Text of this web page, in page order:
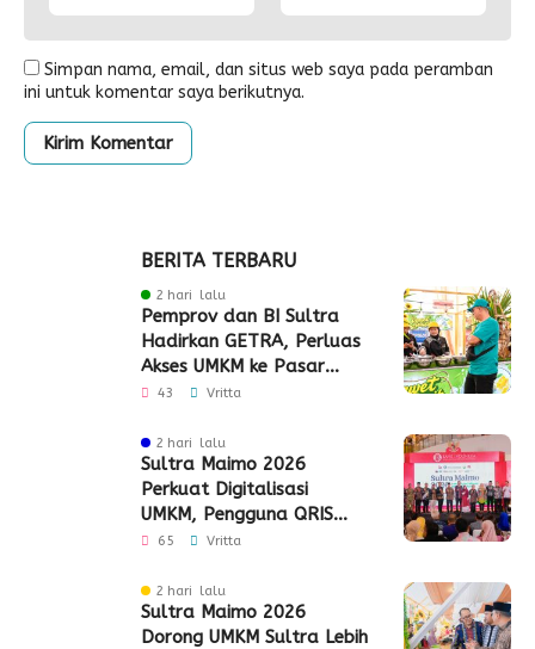
Simpan nama, email, dan situs web saya pada peramban
ini untuk komentar saya berikutnya.
BERITA TERBARU
2 hari lalu
Pemprov dan BI Sultra
Hadirkan GETRA, Perluas
Akses UMKM ke Pasar
Global
43 Vritta
2 hari lalu
Sultra Maimo 2026
Perkuat Digitalisasi
UMKM, Pengguna QRIS
Tembus 350 Ribu
65 Vritta
2 hari lalu
Sultra Maimo 2026
Dorong UMKM Sultra Lebih